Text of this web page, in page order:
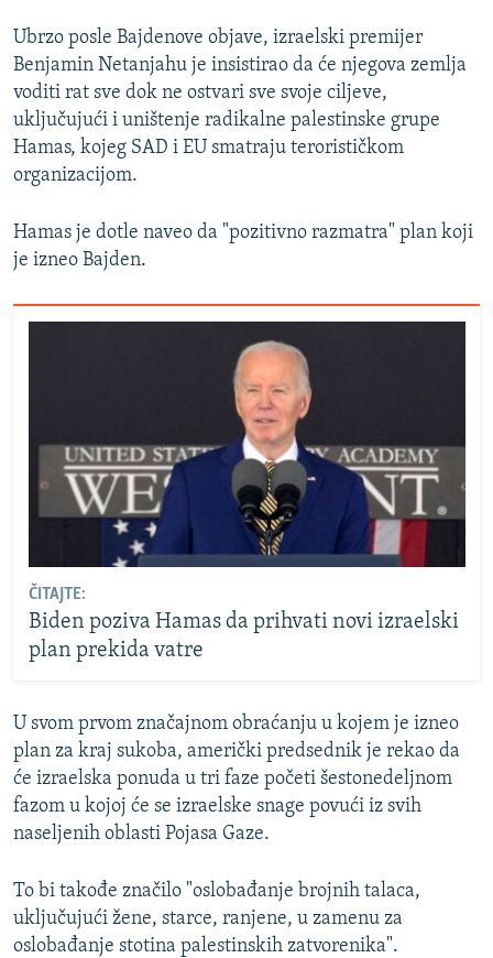
SVE KARTE DEJTONA
NASTANAK I RASPAD JUGOSLAVIJE
Ubrzo posle Bajdenove objave, izraelski premijer
Benjamin Netanjahu je insistirao da će njegova zemlja
voditi rat sve dok ne ostvari sve svoje ciljeve,
uključujući i uništenje radikalne palestinske grupe
Hamas, kojeg SAD i EU smatraju terorističkom
organizacijom.
Hamas je dotle naveo da "pozitivno razmatra" plan koji
je izneo Bajden.
ČITAJTE:
Biden poziva Hamas da prihvati novi izraelski
plan prekida vatre
U svom prvom značajnom obraćanju u kojem je izneo
plan za kraj sukoba, američki predsednik je rekao da
će izraelska ponuda u tri faze početi šestonedeljnom
fazom u kojoj će se izraelske snage povući iz svih
naseljenih oblasti Pojasa Gaze.
To bi takođe značilo "oslobađanje brojnih talaca,
uključujući žene, starce, ranjene, u zamenu za
oslobađanje stotina palestinskih zatvorenika".